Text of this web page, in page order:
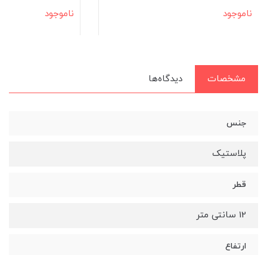
ناموجود ناموجود
مشخصات دیدگاه‌ها
جنس
پلاستیک
قطر
12 سانتی متر
ارتفاع